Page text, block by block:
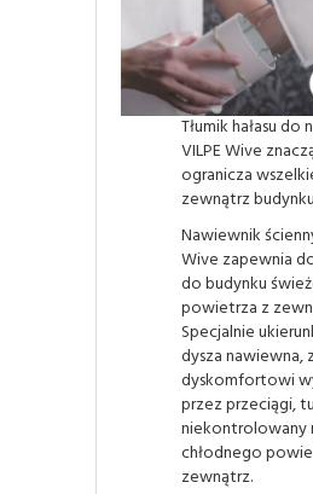
Tłumik hałasu do
VILPE Wive
ogranicza
zewnątrz
Nawiewnik
Wive zapewnia
do budynku
powietrza z
Specjalnie
dysza nawiewna,
dyskomfortowi
przez przeciągi,
niekontrolowany
chłodnego
zewnątrz.